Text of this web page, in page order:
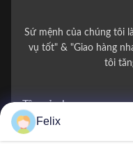
Sứ mệnh của chúng tôi
vụ tốt" & "Giao hàng
tôi
Tên của bạn
Felix